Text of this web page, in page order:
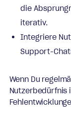
die
iterativ.
Integriere
Support-
Wenn Du
Nutzerbedürfnis